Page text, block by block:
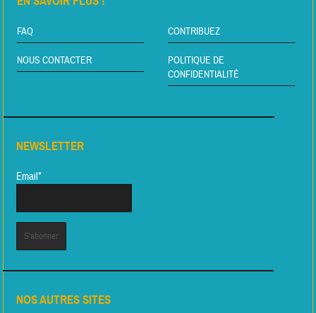
FAQ CONTRIBUEZ
NOUS CONTACTER
POLITIQUE DE
CONFIDENTIALITÉ
NEWSLETTER
Email*
NOS AUTRES SITES